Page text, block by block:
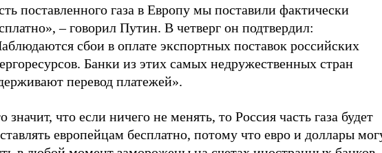
поставленного газа в Европу мы поставили фактически
– говорил Путин. В четверг он подтвердил:
сбои в оплате экспортных поставок российских
Банки из этих самых недружественных стран
перевод платежей».
значит, что если ничего не менять, то Россия часть газа будет
европейцам бесплатно, потому что евро и доллары